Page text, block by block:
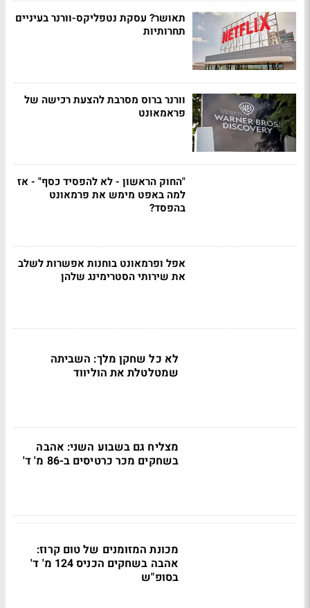
תאושר? עסקת נטפליקס-וורנר בעיניים
תחרותיות
וורנר ברוס מסרבת להצעת רכישה של
פראמאונט
"החוק הראשון - לא להפסיד כסף" - אז
למה באפט מימש את פרמאונט
בהפסד?
אפל ופרמאונט בוחנות אפשרות לשלב
את שירותי הסטרימינג שלהן
לא כל שחקן מלך: השביתה
שמטלטלת את הוליווד
מצליח גם בשבוע השני: אהבה
בשחקים מכר כרטיסים ב-86 מ' ד'
מכונת המזומנים של טום קרוז:
אהבה בשחקים הכניס 124 מ' ד'
בסופ"ש